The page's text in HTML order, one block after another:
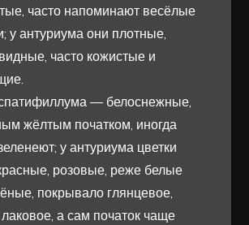
часто напоминают весёлые
у антуриума они плотные,
часто кожистые и
— белоснежные,
жёлтым початком, иногда
у антуриума цветки
розовые, реже белые
покрывало глянцевое,
а сам початок чаще